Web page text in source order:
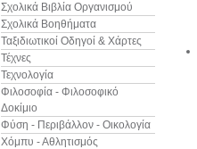
Σχολικά Βιβλία Οργανισμού
Σχολικά Βοηθήματα
Ταξιδιωτικοί Οδηγοί & Χάρτες
Τέχνες
Τεχνολογία
Φιλοσοφία - Φιλοσοφικό
Δοκίμιο
Φύση - Περιβάλλον - Οικολογία
Χόμπυ - Αθλητισμός